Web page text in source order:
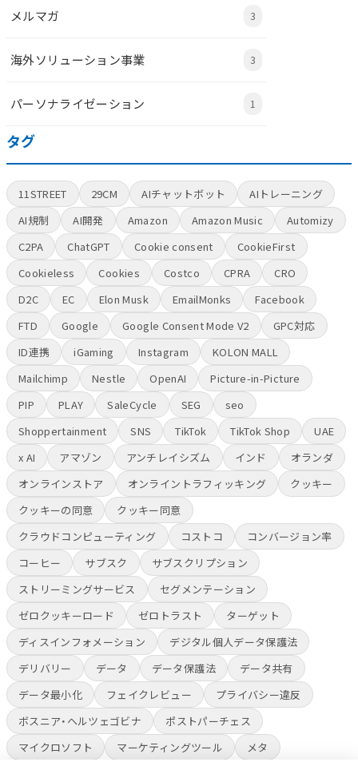
メルマガ 3
海外ソリューション事業 3
パーソナライゼーション 1
タグ
11STREET 29CM AIチャットボット
AIトレーニング
AI規制
AI開発 Amazon Amazon Music
Automizy
C2PA
ChatGPT Cookie consent
CookieFirst
Cookieless
Cookies Costco CPRA
CRO
D2C
EC Elon Musk EmailMonks
Facebook
FTD
Google Google Consent Mode V2
GPC対応
ID連携
iGaming Instagram
KOLON MALL
Mailchimp
Nestle OpenAI
Picture-in-Picture
PIP
PLAY SaleCycle SEG
seo
Shoppertainment
SNS TikTok TikTok Shop
UAE
x AI
アマゾン アンチレイシズム インド
オランダ
オンラインストア
オンライントラフィッキング
クッキー
クッキーの同意
クッキー同意
クラウドコンピューティング
コストコ
コンバージョン率
コーヒー
サブスク
サブスクリプション
ストリーミングサービス
セグメンテーション
ゼロクッキーロード
ゼロトラスト
ターゲット
ディスインフォメーション
デジタル個人データ保護法
デリバリー
データ データ保護法
データ共有
データ最小化
フェイクレビュー
プライバシー違反
ボスニア・ヘルツェゴビナ
ポストパーチェス
マイクロソフト
マーケティングツール メタ